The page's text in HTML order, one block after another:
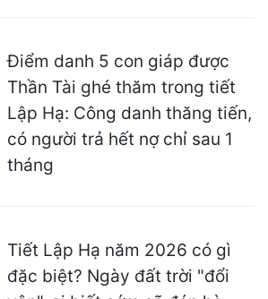
Điểm danh 5 con giáp được
Thần Tài ghé thăm trong tiết
Lập Hạ: Công danh thăng tiến,
có người trả hết nợ chỉ sau 1
tháng
Tiết Lập Hạ năm 2026 có gì
đặc biệt? Ngày đất trời "đổi